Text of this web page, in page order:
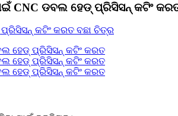
CNC ଡବଲ ହେଡ୍ ପ୍ରିସିସନ୍ କଟିଂ